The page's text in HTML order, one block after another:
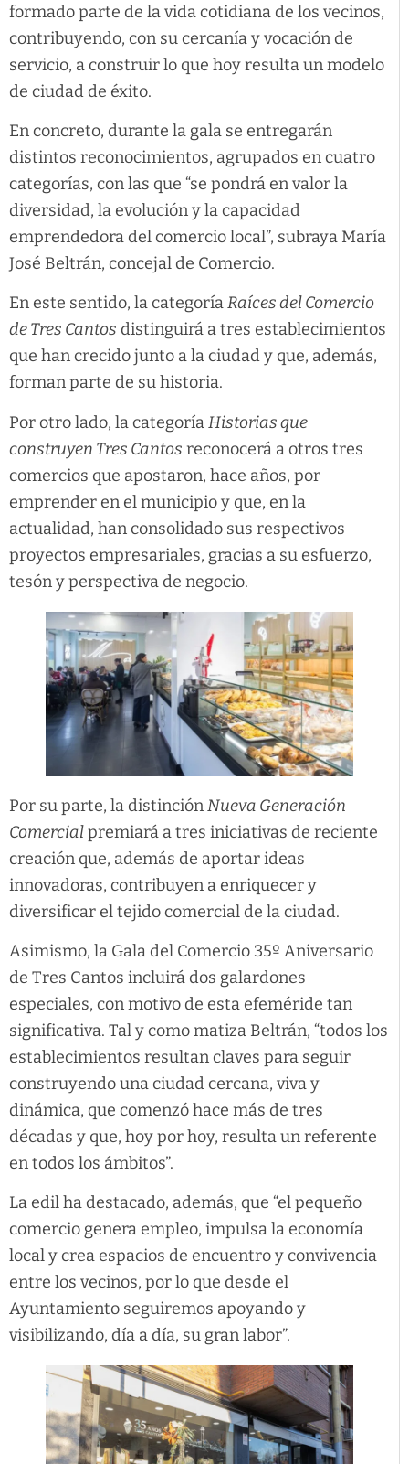
formado parte de la vida cotidiana de los vecinos,
contribuyendo, con su cercanía y vocación de
servicio, a construir lo que hoy resulta un modelo
de ciudad de éxito.
En concreto, durante la gala se entregarán
distintos reconocimientos, agrupados en cuatro
categorías, con las que “se pondrá en valor la
diversidad, la evolución y la capacidad
emprendedora del comercio local”, subraya María
José Beltrán, concejal de Comercio.
En este sentido, la categoríaRaíces del Comercio
de Tres Cantos distinguirá a tres establecimientos
que han crecido junto a la ciudad y que, además,
forman parte de su historia.
Por otro lado, la categoríaHistorias que
construyen Tres Cantos reconocerá a otros tres
comercios que apostaron, hace años, por
emprender en el municipio y que, en la
actualidad, han consolidado sus respectivos
proyectos empresariales, gracias a su esfuerzo,
tesón y perspectiva de negocio.
Por su parte, la distinciónNueva Generación
Comercialpremiará a tres iniciativas de reciente
creación que, además de aportar ideas
innovadoras, contribuyen a enriquecer y
diversificar el tejido comercial de la ciudad.
Asimismo, la Gala del Comercio 35º Aniversario
de Tres Cantos incluirá dos galardones
especiales, con motivo de esta efeméride tan
significativa. Tal y como matiza Beltrán, “todos los
establecimientos resultan claves para seguir
construyendo una ciudad cercana, viva y
dinámica, que comenzó hace más de tres
décadas y que, hoy por hoy, resulta un referente
en todos los ámbitos”.
La edil ha destacado, además, que “el pequeño
comercio genera empleo, impulsa la economía
local y crea espacios de encuentro y convivencia
entre los vecinos, por lo que desde el
Ayuntamiento seguiremos apoyando y
visibilizando, día a día, su gran labor”.